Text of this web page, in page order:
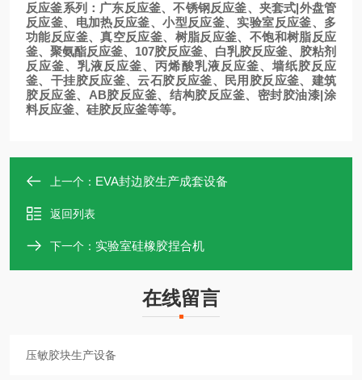
反应釜系列：广东反应釜、不锈钢反应釜、夹套式|外盘管
反应釜、电加热反应釜、小型反应釜、实验室反应釜、多
功能反应釜、真空反应釜、树脂反应釜、不饱和树脂反应
釜、聚氨酯反应釜、107胶反应釜、白乳胶反应釜、胶粘剂
反应釜、乳液反应釜、丙烯酸乳液反应釜、墙纸胶反应
釜、干挂胶反应釜、云石胶反应釜、民用胶反应釜、建筑
胶反应釜、AB胶反应釜、结构胶反应釜、密封胶油漆|涂
料反应釜、硅胶反应釜等等。
上一个： EVA封边胶生产成套设备
返回列表
下一个： 实验室硅橡胶捏合机
在线留言